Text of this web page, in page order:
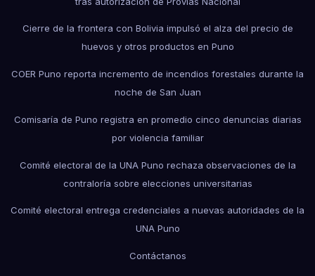
Cierre de la frontera con Bolivia impulsó el alza del precio de
huevos y otros productos en Puno
COER Puno reporta incremento de incendios forestales durante la
noche de San Juan
Comisaría de Puno registra en promedio cinco denuncias diarias
por violencia familiar
Comité electoral de la UNA Puno rechaza observaciones de la
contraloría sobre elecciones universitarias
Comité electoral entrega credenciales a nuevas autoridades de la
UNA Puno
Contáctanos